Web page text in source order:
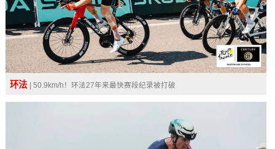
环法 | 50.9km/h！环法27年来最快赛段纪录被打破